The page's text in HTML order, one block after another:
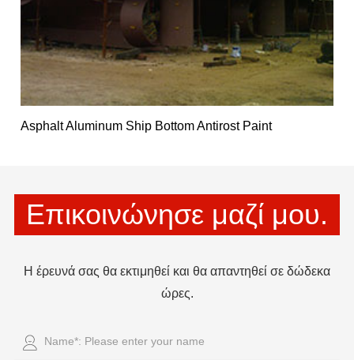
Asphalt Aluminum Ship Bottom Antirost Paint
Επικοινώνησε μαζί μου.
Η έρευνά σας θα εκτιμηθεί και θα απαντηθεί σε δώδεκα
ώρες.